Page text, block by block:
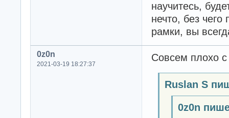
научитесь,
нечто, без чего
рамки, вы
0z0n
2021-03-19 18:27:37
Совсем плохо с
Ruslan S
0z0n